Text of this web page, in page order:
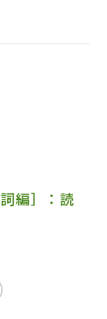
編］：読